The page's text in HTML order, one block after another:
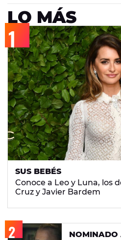
LO MÁS
SUS BEBÉS
Conoce a Leo y Luna, los
Cruz y Javier Bardem
NOMINADO